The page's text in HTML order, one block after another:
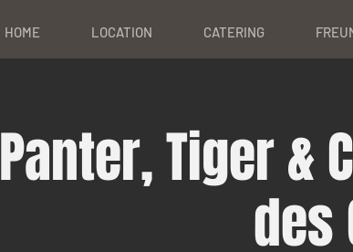
HOME LOCATION CATERING
Panter, Tiger &
des